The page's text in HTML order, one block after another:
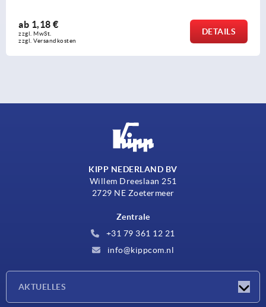
ab 1,18 €
zzgl. MwSt.
zzgl. Versandkosten
DETAILS
KIPP NEDERLAND BV
Willem Dreeslaan 251
2729 NE Zoetermeer
Zentrale
+31 79 361 12 21
info@kippcom.nl
AKTUELLES